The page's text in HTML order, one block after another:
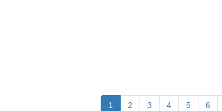
1 2 3 4 5 6